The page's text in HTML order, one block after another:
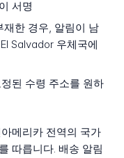
서명
한 경우, 알림이 남
Salvador 우체국에
된 수령 주소를 원하
메리카 전역의 국가
따릅니다. 배송 알림